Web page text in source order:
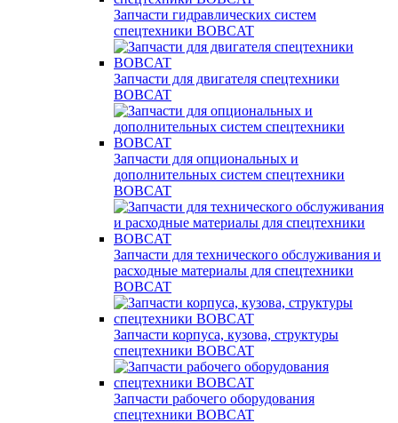
Запчасти гидравлических систем
спецтехники BOBCAT
Запчасти для двигателя спецтехники
BOBCAT
Запчасти для опциональных и
дополнительных систем спецтехники
BOBCAT
Запчасти для технического обслуживания и
расходные материалы для спецтехники
BOBCAT
Запчасти корпуса, кузова, структуры
спецтехники BOBCAT
Запчасти рабочего оборудования
спецтехники BOBCAT